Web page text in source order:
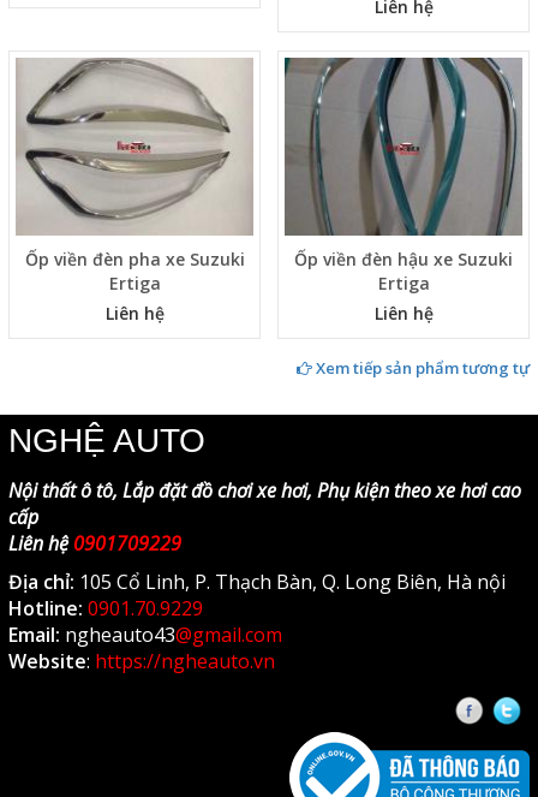
Liên hệ
Ốp viền đèn pha xe Suzuki
Ertiga
Liên hệ
Ốp viền đèn hậu xe Suzuki
Ertiga
Liên hệ
Xem tiếp sản phẩm tương tự
NGHỆ AUTO
Nội thất ô tô, Lắp đặt đồ chơi xe hơi, Phụ kiện theo xe hơi cao
cấp
Liên hệ 0901709229
Địa chỉ: 105 Cổ Linh, P. Thạch Bàn, Q. Long Biên, Hà nội
Hotline: 0901.70.9229
Email: ngheauto43@gmail.com
Website: https://ngheauto.vn